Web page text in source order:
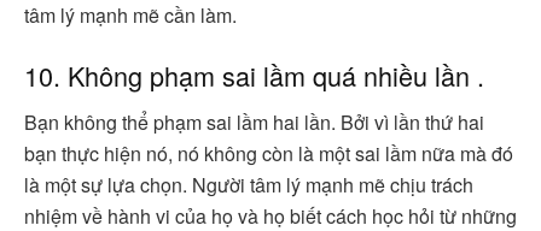
tâm lý mạnh mẽ cần làm.
10. Không phạm sai lầm quá nhiều lần .
Bạn không thể phạm sai lầm hai lần. Bởi vì lần thứ hai
bạn thực hiện nó, nó không còn là một sai lầm nữa mà đó
là một sự lựa chọn. Người tâm lý mạnh mẽ chịu trách
nhiệm về hành vi của họ và họ biết cách học hỏi từ những